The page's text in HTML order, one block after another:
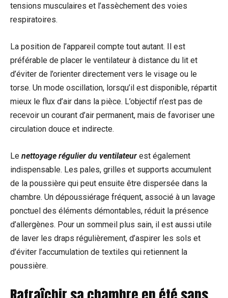
tensions musculaires et l’assèchement des voies
respiratoires.
La position de l’appareil compte tout autant. Il est
préférable de placer le ventilateur à distance du lit et
d’éviter de l’orienter directement vers le visage ou le
torse. Un mode oscillation, lorsqu’il est disponible, répartit
mieux le flux d’air dans la pièce. L’objectif n’est pas de
recevoir un courant d’air permanent, mais de favoriser une
circulation douce et indirecte.
Le nettoyage régulier du ventilateur est également
indispensable. Les pales, grilles et supports accumulent
de la poussière qui peut ensuite être dispersée dans la
chambre. Un dépoussiérage fréquent, associé à un lavage
ponctuel des éléments démontables, réduit la présence
d’allergènes. Pour un sommeil plus sain, il est aussi utile
de laver les draps régulièrement, d’aspirer les sols et
d’éviter l’accumulation de textiles qui retiennent la
poussière.